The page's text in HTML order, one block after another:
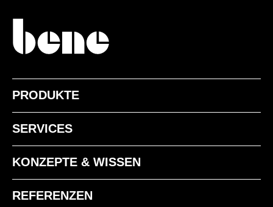
PRODUKTE
SERVICES
KONZEPTE & WISSEN
REFERENZEN